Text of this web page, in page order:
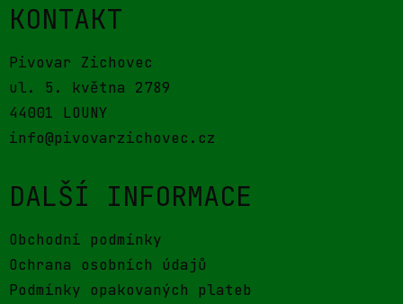
KONTAKT
Pivovar Zichovec
ul. 5. května 2789
44001 LOUNY
info@pivovarzichovec.cz
DALŠÍ INFORMACE
Obchodní podmínky
Ochrana osobních údajů
Podmínky opakovaných plateb